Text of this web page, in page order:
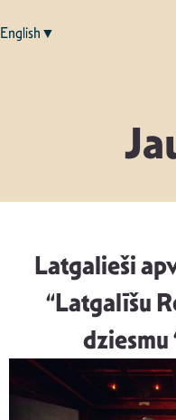
English▼
Latgalieši
“Latgalīšu
dziesmu